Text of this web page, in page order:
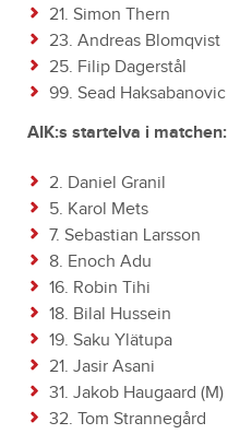
21. Simon Thern
23. Andreas Blomqvist
25. Filip Dagerstål
99. Sead Haksabanovic
AIK:s startelva i matchen:
2. Daniel Granil
5. Karol Mets
7. Sebastian Larsson
8. Enoch Adu
16. Robin Tihi
18. Bilal Hussein
19. Saku Ylätupa
21. Jasir Asani
31. Jakob Haugaard (M)
32. Tom Strannegård